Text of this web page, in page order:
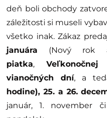
deň boli obchody
záležitosti si museli
všetko inak. Zákaz
januára (Nový rok
piatka, Veľkonočnej
vianočných dní, a
hodine), 25. a 26.
január, 1. november